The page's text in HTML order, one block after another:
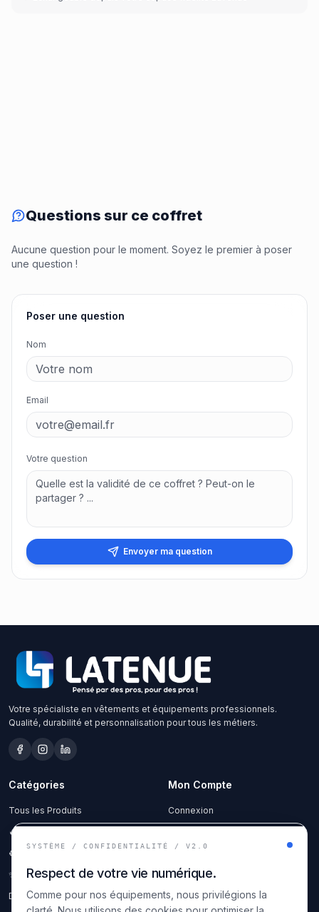
SYSTÈME / CONFIDENTIALITÉ / V2.0
Respect de votre vie numérique.
Comme pour nos équipements, nous privilégions la
Questions sur ce coffret
Aucune question pour le moment. Soyez le premier à poser
une question !
Poser une question
Nom
Email
Votre question
Envoyer ma question
Votre spécialiste en vêtements et équipements professionnels.
Qualité, durabilité et personnalisation pour tous les métiers.
Catégories
Tous les Produits
🔥 Soldes
♻️ Occasion
✨ Services
Devis Pro
Mon Compte
Connexion
Mes Favoris
Programme Fidélité